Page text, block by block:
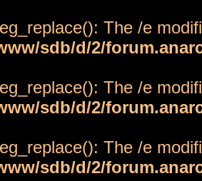
The /e
sdb/d/2/
The /e
sdb/d/2/
The /e
sdb/d/2/